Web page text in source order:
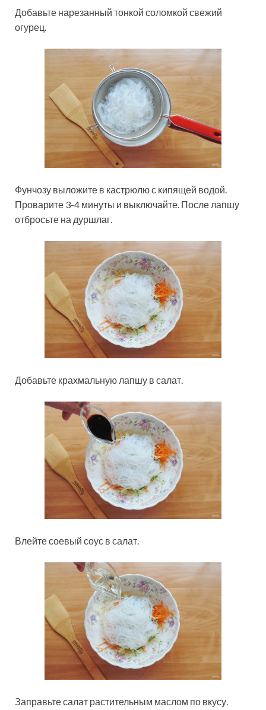
Добавьте нарезанный тонкой соломкой свежий
огурец.
Фунчозу выложите в кастрюлю с кипящей водой.
Проварите 3-4 минуты и выключайте. После лапшу
отбросьте на дуршлаг.
Добавьте крахмальную лапшу в салат.
Влейте соевый соус в салат.
Заправьте салат растительным маслом по вкусу.